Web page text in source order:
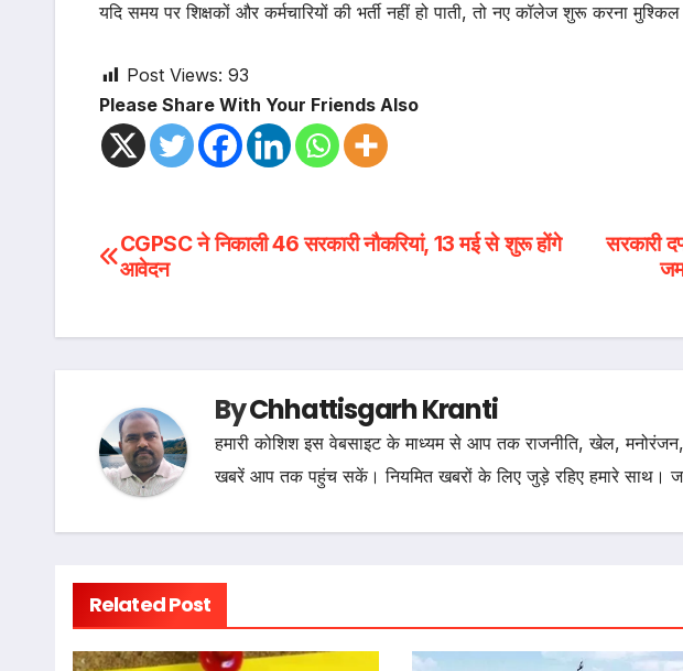
यदि समय पर शिक्षकों और कर्मचारियों की भर्ती नहीं हो पाती, तो नए कॉलेज शुरू करना
Post Views: 93
Please Share With Your Friends Also
Post
सरकारी
CGPSC ने निकाली 46 सरकारी नौकरियां, 13 मई से शुरू होंगे
आवेदन
ByChhattisgarh Kranti
हमारी कोशिश इस वेबसाइट के माध्यम से आप तक राजनीति, खेल, मनोरंजन,
खबरें आप तक पहुंच सकें। नियमित खबरों के लिए जुड़े रहिए हमारे साथ।
Related Post